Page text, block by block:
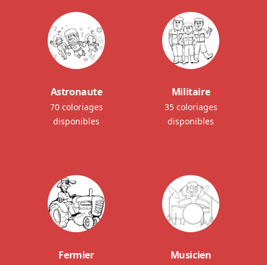
Astronaute
70 coloriages
disponibles
Militaire
35 coloriages
disponibles
Fermier Musicien